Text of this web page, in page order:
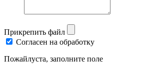
Прикрепить файл
Согласен на обработку
Пожайлуста, заполните поле